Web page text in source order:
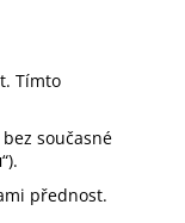
Tímto
současné
“).
přednost.